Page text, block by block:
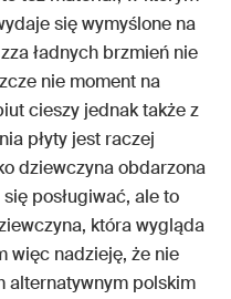
się wymyślone na
ładnych brzmień nie
nie moment na
cieszy jednak także z
płyty jest raczej
dziewczyna obdarzona
posługiwać, ale to
która wygląda
więc nadzieję, że nie
alternatywnym polskim